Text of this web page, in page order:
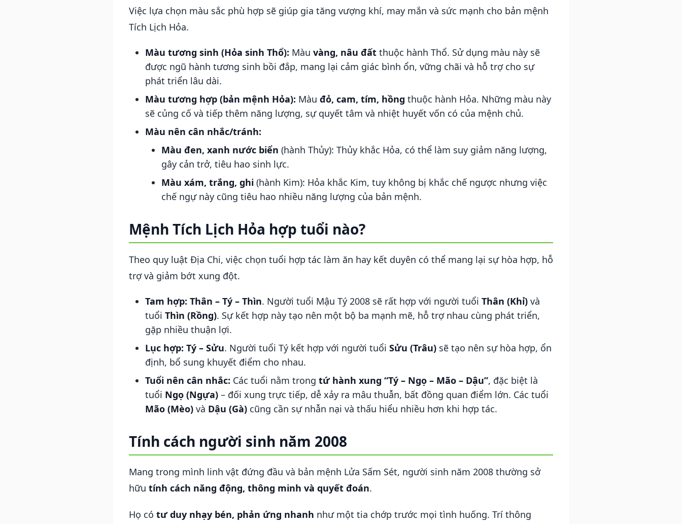
Việc lựa chọn màu sắc phù hợp sẽ giúp gia tăng vượng khí, may mắn và sức mạnh cho bản mệnh
Tích Lịch Hỏa.
Màu tương sinh (Hỏa sinh Thổ): Màu vàng, nâu đất thuộc hành Thổ. Sử dụng màu này sẽ
được ngũ hành tương sinh bồi đắp, mang lại cảm giác bình ổn, vững chãi và hỗ trợ cho sự
phát triển lâu dài.
Màu tương hợp (bản mệnh Hỏa): Màu đỏ, cam, tím, hồng thuộc hành Hỏa. Những màu này
sẽ củng cố và tiếp thêm năng lượng, sự quyết tâm và nhiệt huyết vốn có của mệnh chủ.
Màu nên cân nhắc/tránh:
Màu đen, xanh nước biển (hành Thủy): Thủy khắc Hỏa, có thể làm suy giảm năng lượng,
gây cản trở, tiêu hao sinh lực.
Màu xám, trắng, ghi (hành Kim): Hỏa khắc Kim, tuy không bị khắc chế ngược nhưng việc
chế ngự này cũng tiêu hao nhiều năng lượng của bản mệnh.
Mệnh Tích Lịch Hỏa hợp tuổi nào?
Theo quy luật Địa Chi, việc chọn tuổi hợp tác làm ăn hay kết duyên có thể mang lại sự hòa hợp, hỗ
trợ và giảm bớt xung đột.
Tam hợp: Thân – Tý – Thìn. Người tuổi Mậu Tý 2008 sẽ rất hợp với người tuổi Thân (Khỉ) và
tuổi Thìn (Rồng). Sự kết hợp này tạo nên một bộ ba mạnh mẽ, hỗ trợ nhau cùng phát triển,
gặp nhiều thuận lợi.
Lục hợp: Tý – Sửu. Người tuổi Tý kết hợp với người tuổi Sửu (Trâu) sẽ tạo nên sự hòa hợp, ổn
định, bổ sung khuyết điểm cho nhau.
Tuổi nên cân nhắc: Các tuổi nằm trong tứ hành xung “Tý – Ngọ – Mão – Dậu”, đặc biệt là
tuổi Ngọ (Ngựa) – đối xung trực tiếp, dễ xảy ra mâu thuẫn, bất đồng quan điểm lớn. Các tuổi
Mão (Mèo) và Dậu (Gà) cũng cần sự nhẫn nại và thấu hiểu nhiều hơn khi hợp tác.
Tính cách người sinh năm 2008
Mang trong mình linh vật đứng đầu và bản mệnh Lửa Sấm Sét, người sinh năm 2008 thường sở
hữu tính cách năng động, thông minh và quyết đoán.
Họ có tư duy nhạy bén, phản ứng nhanh như một tia chớp trước mọi tình huống. Trí thông